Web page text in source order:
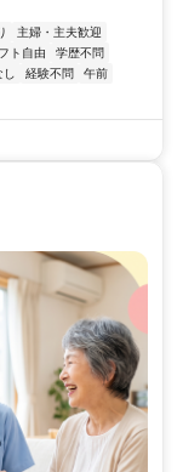
主婦・主夫歓迎
ト自由
学歴不問
経験不問
午前